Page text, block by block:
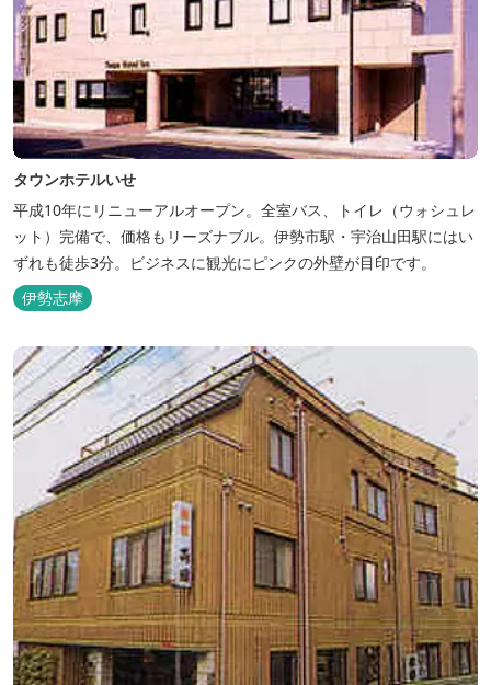
タウンホテルいせ
平成10年にリニューアルオープン。全室バス、トイレ（ウォシュレ
ット）完備で、価格もリーズナブル。伊勢市駅・宇治山田駅にはい
ずれも徒歩3分。ビジネスに観光にピンクの外壁が目印です。
伊勢志摩